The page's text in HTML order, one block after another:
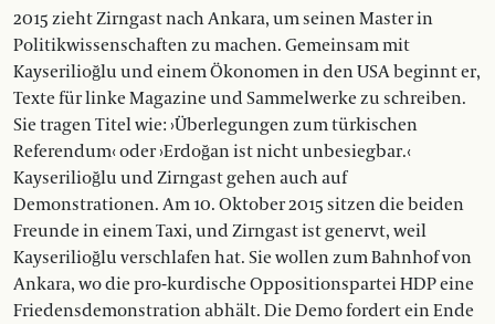
2015 zieht Zirngast nach Ankara, um seinen Master in
Politikwissenschaften zu machen. Gemeinsam mit
Kayserilioğlu und einem Ökonomen in den USA beginnt er,
Texte für linke Magazine und Sammelwerke zu schreiben.
Sie tragen Titel wie: ›Überlegungen zum türkischen
Referendum‹ oder ›Erdoğan ist nicht unbesiegbar.‹
Kayserilioğlu und Zirngast gehen auch auf
Demonstrationen. Am 10. Oktober 2015 sitzen die beiden
Freunde in einem Taxi, und Zirngast ist genervt, weil
Kayserilioğlu verschlafen hat. Sie wollen zum Bahnhof von
Ankara, wo die pro-kurdische Oppositionspartei HDP eine
Friedensdemonstration abhält. Die Demo fordert ein Ende